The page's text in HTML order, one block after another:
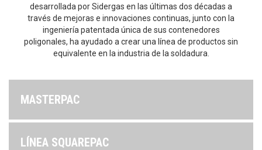
desarrollada por Sidergas en las últimas dos décadas a
través de mejoras e innovaciones continuas, junto con la
ingeniería patentada única de sus contenedores
poligonales, ha ayudado a crear una línea de productos sin
equivalente en la industria de la soldadura.
MASTERPAC
LÍNEA SQUAREPAC